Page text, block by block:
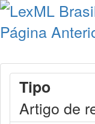
Página
Tipo
Artigo de